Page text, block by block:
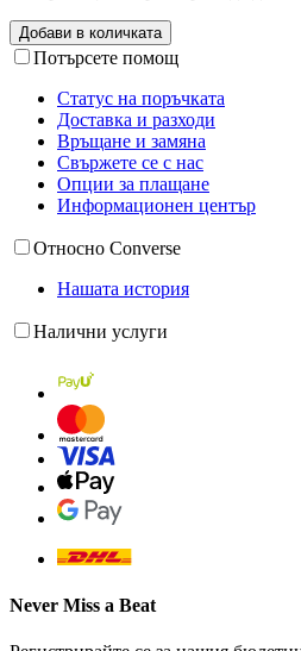
Добави в количката
Потърсете помощ
Статус на поръчката
Доставка и разходи
Връщане и замяна
Свържете се с нас
Опции за плащане
Информационен център
Относно Converse
Нашата история
Налични услуги
Never Miss a Beat